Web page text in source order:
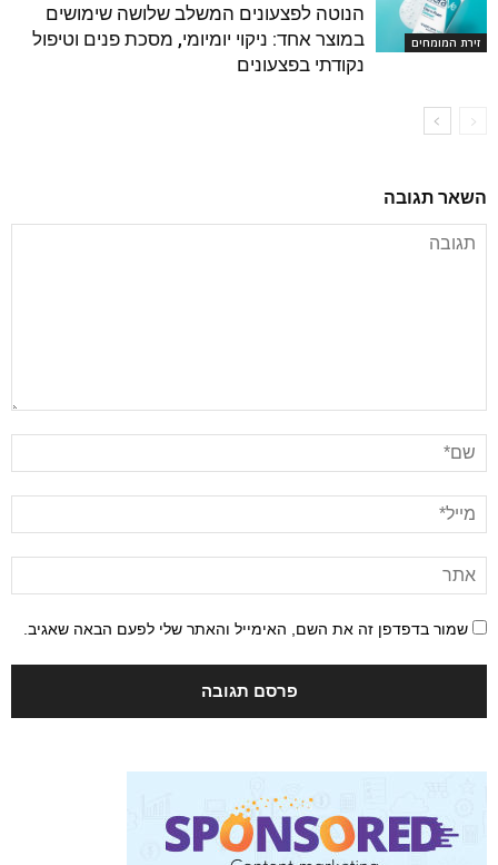
זירת המומחים
הנוטה לפצעונים המשלב שלושה שימושים
במוצר אחד: ניקוי יומיומי, מסכת פנים וטיפול
נקודתי בפצעונים
השאר תגובה
שמור בדפדפן זה את השם, האימייל והאתר שלי לפעם הבאה שאגיב.